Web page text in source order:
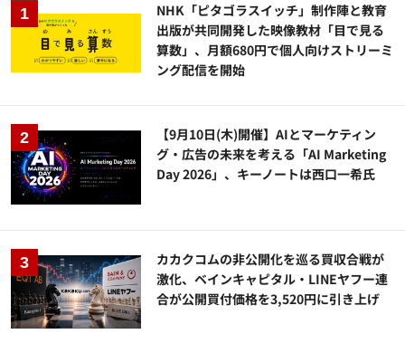
NHK「ピタゴラスイッチ」制作陣と教育
出版が共同開発した映像教材「目で見る
算数」、月額680円で個人向けストリーミ
ング配信を開始
【9月10日(木)開催】AIとマーケティン
グ・広告の未来を考える「AI Marketing
Day 2026」、キーノートは西口一希氏
カカクコムの非公開化を巡る買収合戦が
激化、ベインキャピタル・LINEヤフー連
合が公開買付価格を3,520円に引き上げ